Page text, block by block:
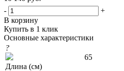
-
+
В корзину
Купить в 1 клик
Основные характеристики
?
Длина (см)
65